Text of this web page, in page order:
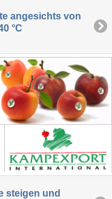
angesichts von
°C
steigen und